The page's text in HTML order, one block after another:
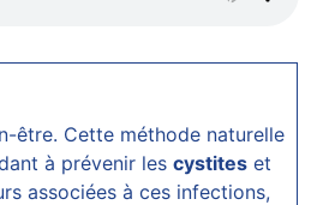
être. Cette méthode naturelle
à prévenir lescystites et
associées à ces infections,